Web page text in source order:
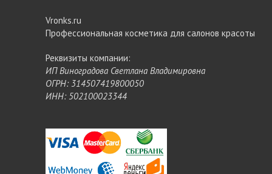
Vronks.ru
Профессиональная косметика для салонов красоты
Реквизиты компании:
ИП Виноградова Светлана Владимировна
ОГРН: 314507419800050
ИНН: 502100023344